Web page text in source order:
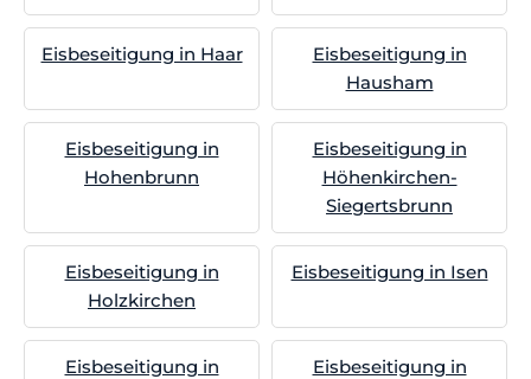
Eisbeseitigung in Haar
Eisbeseitigung in
Hausham
Eisbeseitigung in
Hohenbrunn
Eisbeseitigung in
Höhenkirchen-
Siegertsbrunn
Eisbeseitigung in
Holzkirchen
Eisbeseitigung in Isen
Eisbeseitigung in
Eisbeseitigung in